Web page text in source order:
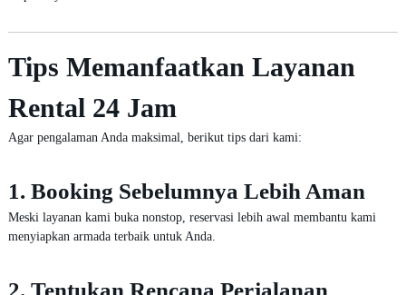
Tips Memanfaatkan Layanan
Rental 24 Jam
Agar pengalaman Anda maksimal, berikut tips dari kami:
1. Booking Sebelumnya Lebih Aman
Meski layanan kami buka nonstop, reservasi lebih awal membantu kami
menyiapkan armada terbaik untuk Anda.
2. Tentukan Rencana Perjalanan